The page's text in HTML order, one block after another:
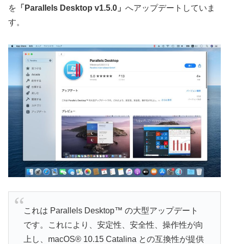
を 「Parallels Desktop v1.5.0」 へアップデートしていま
す。
これは Parallels Desktop™ の大型アップデート
です。これにより、安定性、安全性、操作性が向
上し、macOS® 10.15 Catalina との互換性が提供